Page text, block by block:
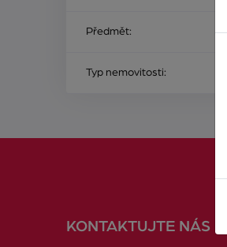
Předmět:
Typ nemovitosti:
KONTAKTUJTE NÁS